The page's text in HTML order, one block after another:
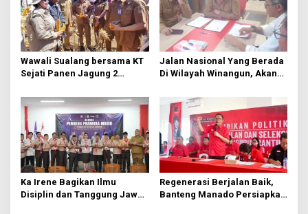
i
p
o
s
Wawali Sualang bersama KT
Sejati Panen Jagung 2
Jalan Nasional Yang Berada
Di Wilayah Winangun, Akan
Ka Irene Bagikan Ilmu
Disiplin dan Tanggung Jawab
Regenerasi Berjalan Baik,
Banteng Manado Persiapkan